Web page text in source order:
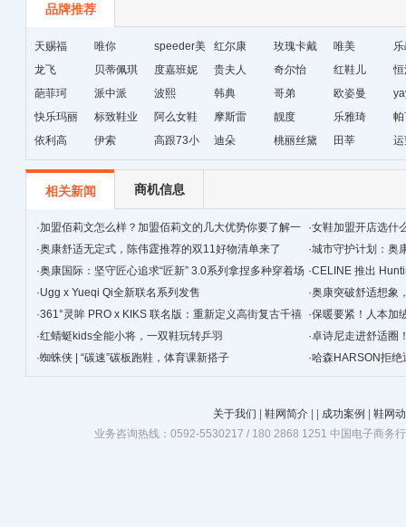
品牌推荐
天赐福 唯你
speeder美
国暴龙
红尔康
玫瑰卡戴
尔
唯美
龙飞
贝蒂佩琪 度嘉班妮 贵夫人 奇尔怡 红鞋儿
葩菲珂
派中派 波熙 韩典 哥弟 欧姿曼
快乐玛丽
标致鞋业 阿么女鞋 摩斯雷 靓度 乐雅琦
依利高
伊索
高跟73小
时
迪朵 桃丽丝黛 田莘
相关新闻 商机信息
·加盟佰莉文怎么样？加盟佰莉文的几大优势你要了解一
下
·女鞋加盟开店选什
门！
·奥康舒适无定式，陈伟霆推荐的双11好物清单来了 ·城市守护计划：奥
·奥康国际：坚守匠心追求“匠新” 3.0系列拿捏多种穿着场
景
·CELINE 推出
·Ugg x Yueqi Qi全新联名系列发售 ·奥康突破舒适想象
·361°灵眸 PRO x KIKS 联名版：重新定义高街复古千禧
跑鞋
·保暖要紧！人本加
·红蜻蜓kids全能小将，一双鞋玩转乒羽 ·卓诗尼走进舒适圈
·蜘蛛侠 | “碳速”碳板跑鞋，体育课新搭子 ·哈森HARSON拒绝
关于我们 鞋网简介 成功案例
鞋网
业务咨询热线：0592-5530217 / 180 2868 1251 中国电子商务